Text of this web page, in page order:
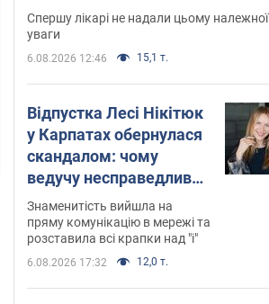
"агресивний" рак
Спершу лікарі не надали цьому належної
уваги
6.08.2026 12:46 15,1 т.
Відпустка Лесі Нікітюк
у Карпатах обернулася
скандалом: чому
ведучу несправедливо
захейтили
Знаменитість вийшла на
пряму комунікацію в мережі та
розставила всі крапки над "і"
6.08.2026 17:32 12,0 т.